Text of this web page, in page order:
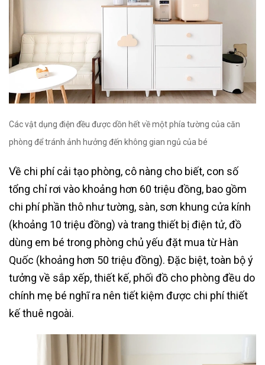
Các vật dụng điện đều được dồn hết về một phía tường của căn
phòng để tránh ảnh hưởng đến không gian ngủ của bé
Về chi phí cải tạo phòng, cô nàng cho biết, con số
tổng chỉ rơi vào khoảng hơn 60 triệu đồng, bao gồm
chi phí phần thô như tường, sàn, sơn khung cửa kính
(khoảng 10 triệu đồng) và trang thiết bị điện tử, đồ
dùng em bé trong phòng chủ yếu đặt mua từ Hàn
Quốc (khoảng hơn 50 triệu đồng). Đặc biệt, toàn bộ ý
tưởng về sắp xếp, thiết kế, phối đồ cho phòng đều do
chính mẹ bé nghĩ ra nên tiết kiệm được chi phí thiết
kế thuê ngoài.